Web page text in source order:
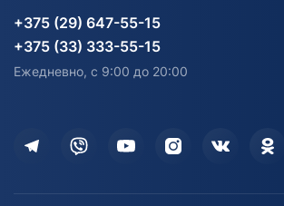
Карта сайта
Информация до получения
согласия на обработку
персональных данных
Дополнительные услуги
Оставить отзыв
Водный транспорт
Электротранспорт
Активный отдых и спорт
Агротехника
Электротранспорт
Лодочные моторные
+375 (29) 647-55-15
+375 (33) 333-55-15
Ежедневно, с 9:00 до 20:00